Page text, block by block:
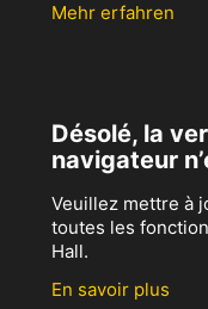
Mehr erfahren
Désolé, la
navigateur
Veuillez mettre à
toutes les
Hall.
En savoir plus